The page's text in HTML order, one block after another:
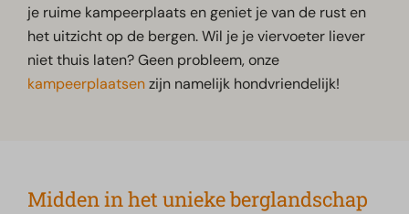
je ruime kampeerplaats en geniet je van de rust en
het uitzicht op de bergen. Wil je je viervoeter liever
niet thuis laten? Geen probleem, onze
kampeerplaatsenzijn namelijk hondvriendelijk!
Midden in het unieke berglandschap